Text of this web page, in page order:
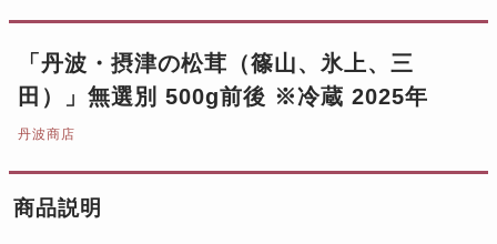
「丹波・摂津の松茸（篠山、氷上、三
田）」無選別 500g前後 ※冷蔵 2025年
丹波商店
商品説明